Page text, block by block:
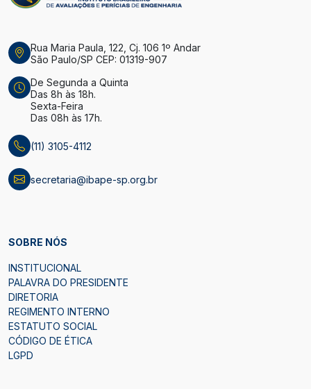
Rua Maria Paula, 122, Cj. 106 1º Andar
São Paulo/SP CEP: 01319-907
De Segunda a Quinta
Das 8h às 18h.
Sexta-Feira
Das 08h às 17h.
(11) 3105-4112
secretaria@ibape-sp.org.br
SOBRE NÓS
INSTITUCIONAL
PALAVRA DO PRESIDENTE
DIRETORIA
REGIMENTO INTERNO
ESTATUTO SOCIAL
CÓDIGO DE ÉTICA
LGPD